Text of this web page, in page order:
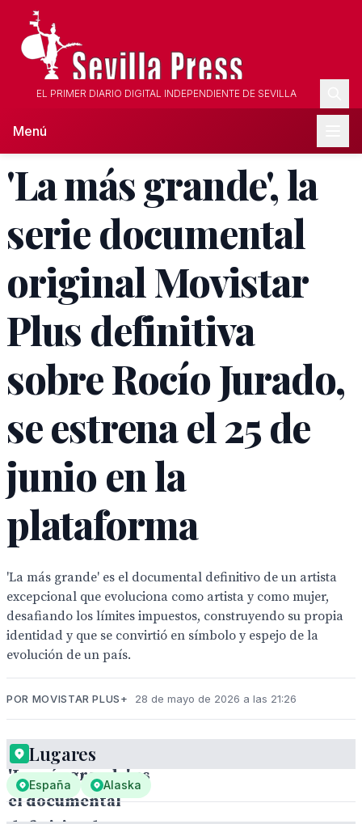
EL PRIMER DIARIO DIGITAL INDEPENDIENTE DE SEVILLA
Menú
'La más grande', la
serie documental
original Movistar
Plus definitiva
sobre Rocío Jurado,
se estrena el 25 de
junio en la
plataforma
'La más grande' es el documental definitivo de un artista
excepcional que evoluciona como artista y como mujer,
desafiando los límites impuestos, construyendo su propia
identidad y que se convirtió en símbolo y espejo de la
evolución de un país.
POR MOVISTAR PLUS+ 28 de mayo de 2026 a las 21:26
'La más grande' es
el documental
Lugares
España Alaska